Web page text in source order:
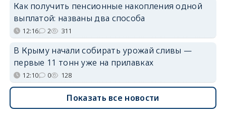
Как получить пенсионные накопления одной
выплатой: названы два способа
12:16 2 311
В Крыму начали собирать урожай сливы —
первые 11 тонн уже на прилавках
12:10 0 128
Показать все новости